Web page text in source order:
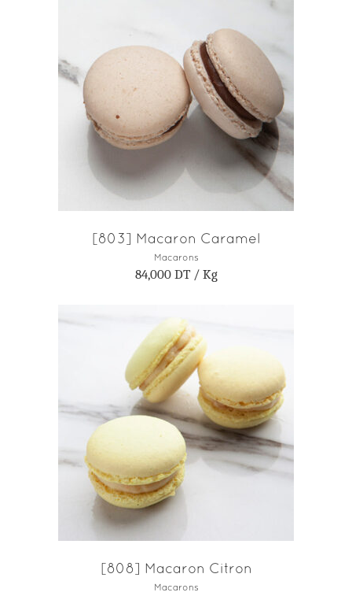
AJOUTER AU PANIER
[803] Macaron Caramel
Macarons
84,000DT / Kg
AJOUTER AU PANIER
[808] Macaron Citron
Macarons